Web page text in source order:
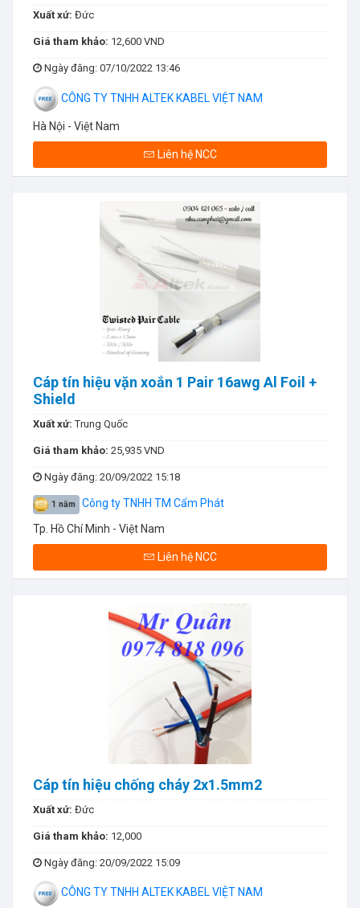
Xuất xứ: Đức
Giá tham khảo: 12,600 VND
Ngày đăng: 07/10/2022 13:46
CÔNG TY TNHH ALTEK KABEL VIỆT NAM
Hà Nội - Việt Nam
Liên hệ NCC
Cáp tín hiệu vặn xoắn 1 Pair 16awg Al Foil +
Shield
Xuất xứ:Trung Quốc
Giá tham khảo: 25,935 VND
Ngày đăng: 20/09/2022 15:18
1 năm
Công ty TNHH TM Cẩm Phát
Tp. Hồ Chí Minh - Việt Nam
Liên hệ NCC
Cáp tín hiệu chống cháy 2x1.5mm2
Xuất xứ: Đức
Giá tham khảo: 12,000
Ngày đăng: 20/09/2022 15:09
CÔNG TY TNHH ALTEK KABEL VIỆT NAM